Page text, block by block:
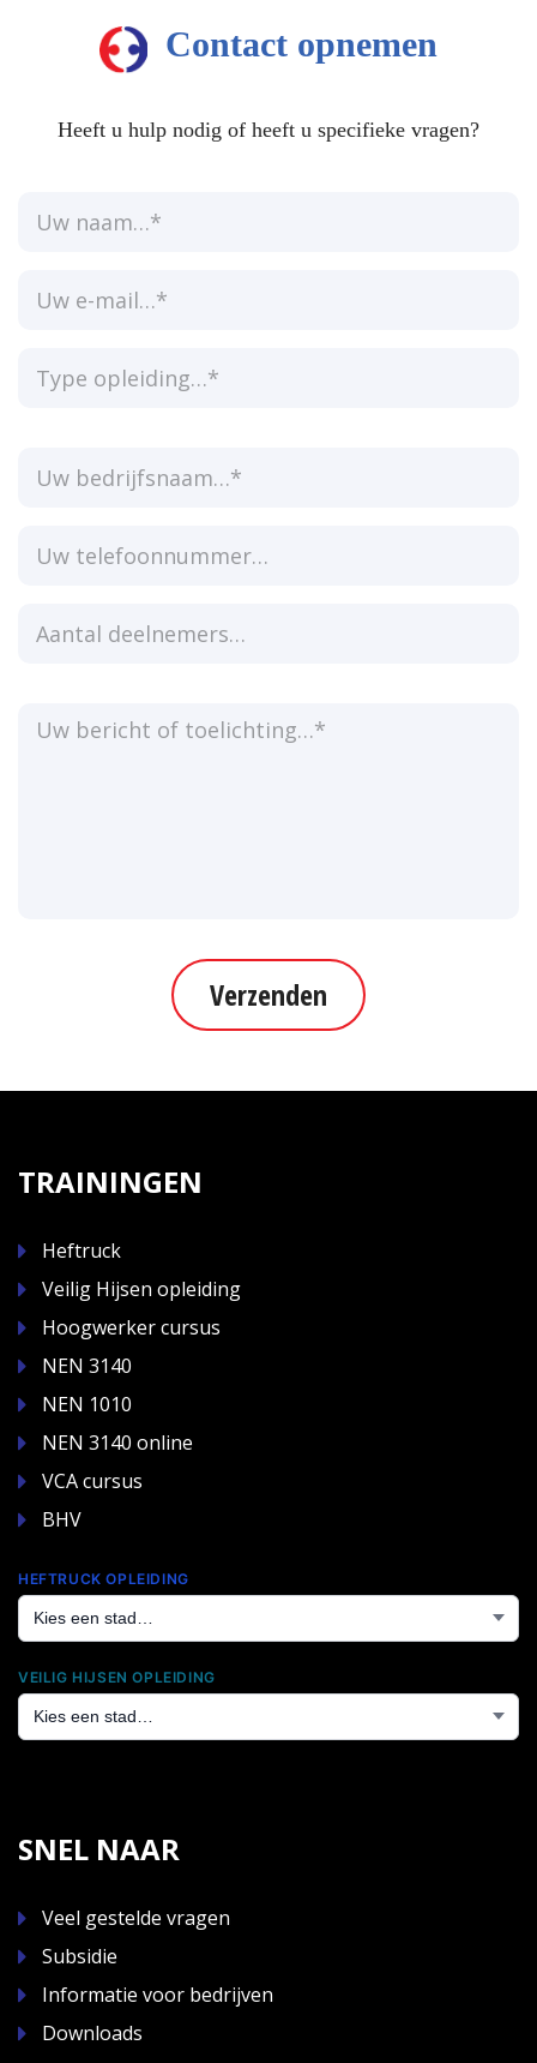
Contact opnemen
Heeft u hulp nodig of heeft u specifieke vragen?
Verzenden
TRAININGEN
Heftruck
Veilig Hijsen opleiding
Hoogwerker cursus
NEN 3140
NEN 1010
NEN 3140 online
VCA cursus
BHV
HEFTRUCK OPLEIDING
VEILIG HIJSEN OPLEIDING
SNEL NAAR
Veel gestelde vragen
Subsidie
Informatie voor bedrijven
Downloads